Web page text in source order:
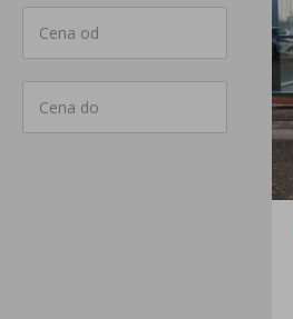
Cena od
Cena do